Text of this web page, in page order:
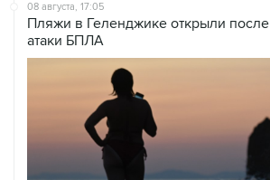
08 августа, 17:05
Пляжи в Геленджике открыли
атаки БПЛА